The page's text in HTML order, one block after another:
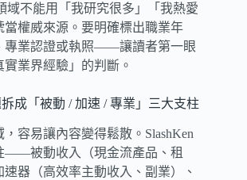
域不能用「我研究很多」「我熱愛
當權威來源。要明確標出職業年
專業認證或執照——讓讀者第一眼
業界經驗」的判斷。
成「被動 / 加速 / 專業」三大支柱
容易讓內容變得鬆散。SlashKen
——被動收入（現金流產品、租
器（高效率主動收入、副業）、